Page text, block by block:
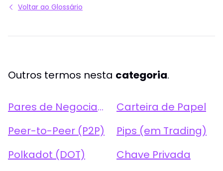
Voltar ao Glossário
Outros termos nesta categoria.
Pares de Negociação
Carteira de Papel
Peer-to-Peer (P2P)
Pips (em Trading)
Polkadot (DOT)
Chave Privada